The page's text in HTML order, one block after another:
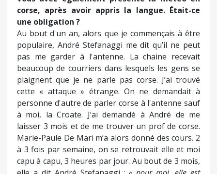
Vous avez également présenté la météo en
corse, après avoir appris la langue. Était-ce
une obligation ?
Au bout d'un an, alors que je commençais à être
populaire, André Stefanaggi me dit qu’il ne peut
pas me garder à l'antenne. La chaine recevait
beaucoup de courriers dans lesquels les gens se
plaignent que je ne parle pas corse. J’ai trouvé
cette « attaque » étrange. On ne demandait à
personne d'autre de parler corse à l'antenne sauf
à moi, la Croate. J’ai demandé à André de me
laisser 3 mois et de me trouver un prof de corse.
Marie-Paule De Mari m’a alors donné des cours. 2